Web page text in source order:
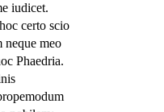
iudicet.
certo scio
neque meo
Phaedria.